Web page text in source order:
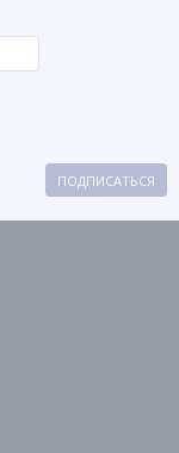
ПОДПИСАТЬСЯ